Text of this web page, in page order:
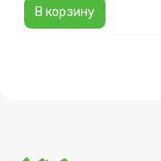
В корзину